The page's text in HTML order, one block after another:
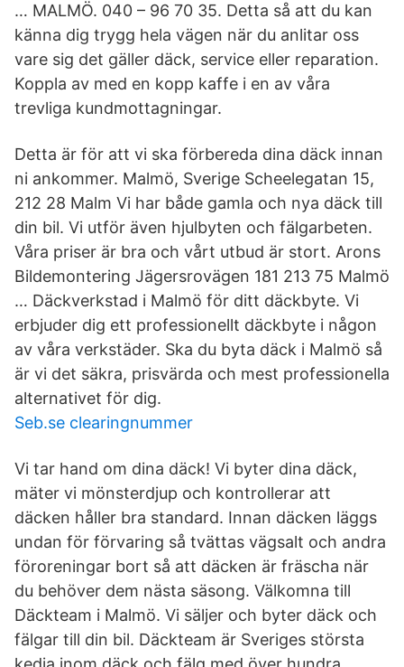
… MALMÖ. 040 – 96 70 35. Detta så att du kan
känna dig trygg hela vägen när du anlitar oss
vare sig det gäller däck, service eller reparation.
Koppla av med en kopp kaffe i en av våra
trevliga kundmottagningar.
Detta är för att vi ska förbereda dina däck innan
ni ankommer. Malmö, Sverige Scheelegatan 15,
212 28 Malm Vi har både gamla och nya däck till
din bil. Vi utför även hjulbyten och fälgarbeten.
Våra priser är bra och vårt utbud är stort. Arons
Bildemontering Jägersrovägen 181 213 75 Malmö
… Däckverkstad i Malmö för ditt däckbyte. Vi
erbjuder dig ett professionellt däckbyte i någon
av våra verkstäder. Ska du byta däck i Malmö så
är vi det säkra, prisvärda och mest professionella
alternativet för dig.
Seb.se clearingnummer
Vi tar hand om dina däck! Vi byter dina däck,
mäter vi mönsterdjup och kontrollerar att
däcken håller bra standard. Innan däcken läggs
undan för förvaring så tvättas vägsalt och andra
föroreningar bort så att däcken är fräscha när
du behöver dem nästa säsong. Välkomna till
Däckteam i Malmö. Vi säljer och byter däck och
fälgar till din bil. Däckteam är Sveriges största